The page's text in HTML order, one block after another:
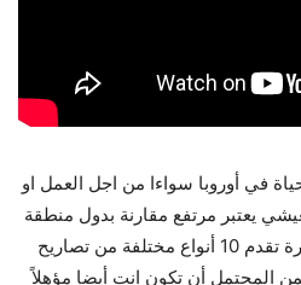
في أوروبا سواءا من اجل العمل او
يعتبر مرتفع مقارنة بدول منطقة
شنغن الأخرى، إلا ان هذه الأخيرة تقدم 10 أنواع مختلفة من تصاريح
المحتمل أن تكون انت أيضا مؤهلاً